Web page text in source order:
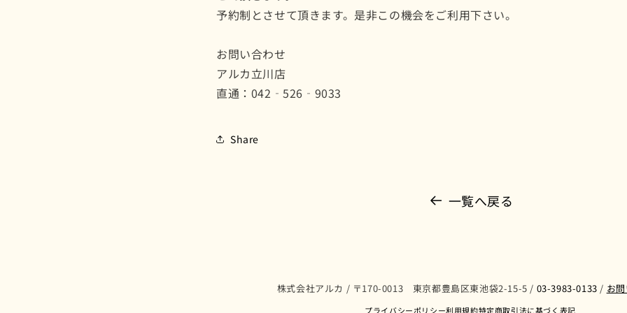
予約制とさせて頂きます。是非この機会をご利用下さい。
お問い合わせ
アルカ立川店
直通：042‐526‐9033
Share
一覧へ戻る
株式会社アルカ / 〒170-0013 東京都豊島区東池袋2-15-5 / 03-3983-0133 / お
プライバシーポリシー利用規約特定商取引法に基づく表記